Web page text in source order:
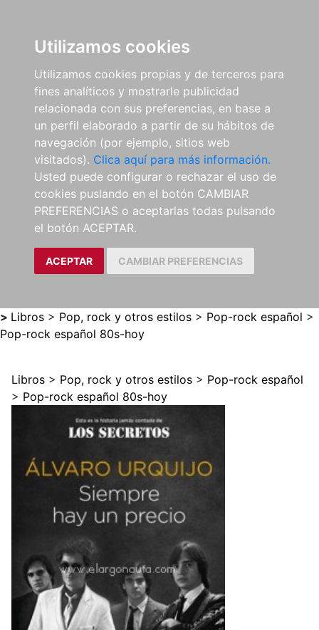
Utilizamos cookies
Utilizamos cookies propias y de terceros para
fines analíticos y mostrarle publicidad
relacionada con sus preferencias, en base a
un perfil elaborado a partir de su hábitos de
navegación (por ejemplo, sitios web
visitados). Clica aquí para más información.
Usted puede configurar o rechazar el uso de
cookies puslando en el botón CAMBIAR
PREFERENCIAS o aceptarlas todas pulsando
el botón ACEPTAR.
ACEPTAR CAMBIAR PREFERENCIAS
> Libros > Pop, rock y otros estilos > Pop-rock español >
Pop-rock español 80s-hoy
Libros > Pop, rock y otros estilos > Pop-rock español
> Pop-rock español 80s-hoy